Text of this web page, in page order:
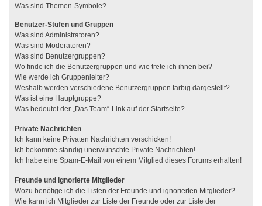
Was sind Themen-Symbole?
Benutzer-Stufen und Gruppen
Was sind Administratoren?
Was sind Moderatoren?
Was sind Benutzergruppen?
Wo finde ich die Benutzergruppen und wie trete ich ihnen bei?
Wie werde ich Gruppenleiter?
Weshalb werden verschiedene Benutzergruppen farbig dargestellt?
Was ist eine Hauptgruppe?
Was bedeutet der „Das Team“-Link auf der Startseite?
Private Nachrichten
Ich kann keine Privaten Nachrichten verschicken!
Ich bekomme ständig unerwünschte Private Nachrichten!
Ich habe eine Spam-E-Mail von einem Mitglied dieses Forums erhalten!
Freunde und ignorierte Mitglieder
Wozu benötige ich die Listen der Freunde und ignorierten Mitglieder?
Wie kann ich Mitglieder zur Liste der Freunde oder zur Liste der